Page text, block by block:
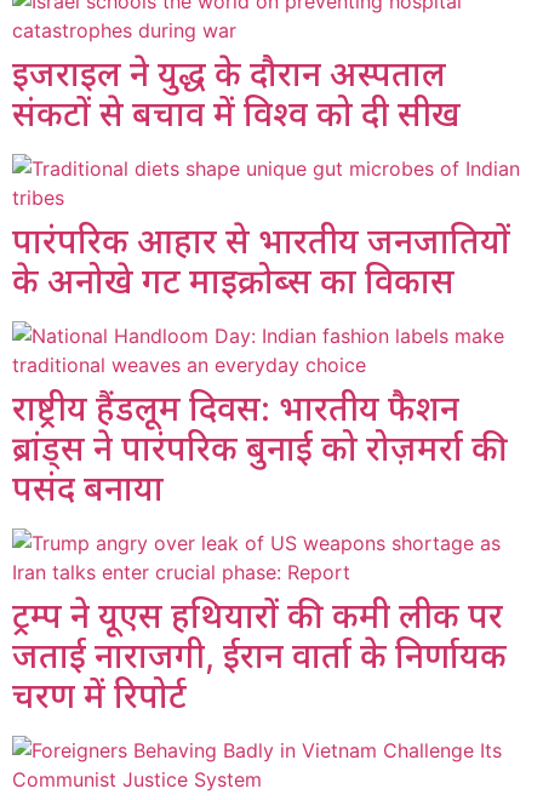
इजराइल ने युद्ध के दौरान अस्पताल
संकटों से बचाव में विश्व को दी सीख
पारंपरिक आहार से भारतीय जनजातियों
के अनोखे गट माइक्रोब्स का विकास
राष्ट्रीय हैंडलूम दिवस: भारतीय फैशन
ब्रांड्स ने पारंपरिक बुनाई को रोज़मर्रा की
पसंद बनाया
ट्रम्प ने यूएस हथियारों की कमी लीक पर
जताई नाराजगी, ईरान वार्ता के निर्णायक
चरण में रिपोर्ट